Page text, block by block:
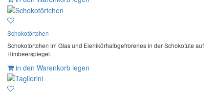
Schokotörtchen
Schokotörtchen im Glas und Eierlikörhalbgefrorenes in der Schokotüte auf
Himbeerspiegel.
in den Warenkorb legen